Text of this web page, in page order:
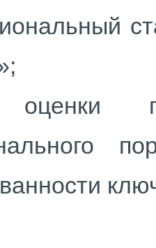
оценки